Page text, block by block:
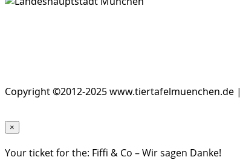
Copyright ©2012-2025 www.tiertafelmuenchen.de |
×
Your ticket for the: Fiffi & Co – Wir sagen Danke!